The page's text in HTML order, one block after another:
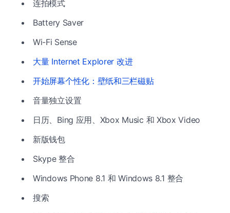
连拍模式
Battery Saver
Wi-Fi Sense
大量 Internet Explorer 改进
开始屏幕个性化：壁纸和三栏磁贴
音量独立设置
日历、Bing 应用、Xbox Music 和 Xbox Video
新版钱包
Skype 整合
Windows Phone 8.1 和 Windows 8.1 整合
搜索